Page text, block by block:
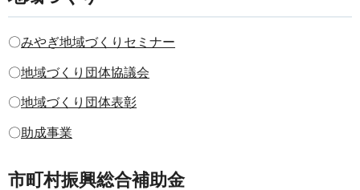
〇みやぎ地域づくりセミナー
〇地域づくり団体協議会
〇地域づくり団体表彰
〇助成事業
市町村振興総合補助金